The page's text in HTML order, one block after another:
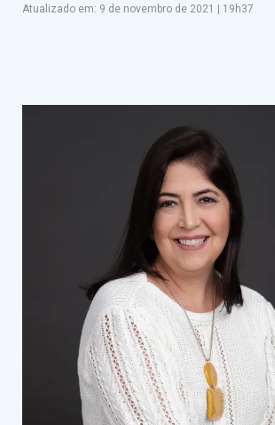
Atualizado em: 9 de novembro de 2021 19h37